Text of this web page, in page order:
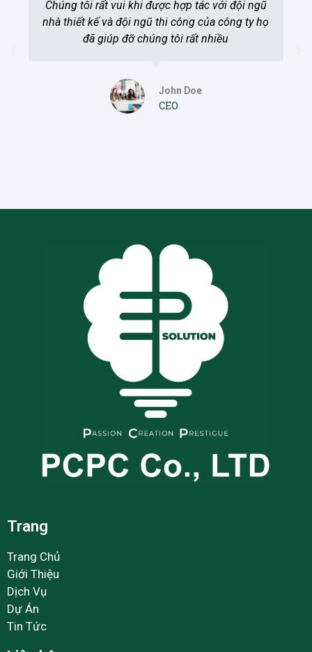
Chúng tôi rất vui khi được hợp tác với đội ngũ
nhà thiết kế và đội ngũ thi công của công ty họ
đã giúp đỡ chúng tôi rất nhiều
John Doe
CEO
Trang
Trang Chủ
Giới Thiệu
Dịch Vụ
Dự Án
Tin Tức